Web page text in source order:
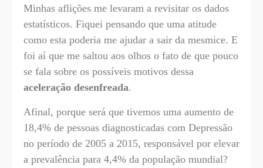
Minhas aflições me levaram a revisitar os dados
estatísticos. Fiquei pensando que uma atitude
como esta poderia me ajudar a sair da mesmice. E
foi aí que me saltou aos olhos o fato de que pouco
se fala sobre os possíveis motivos dessa
aceleração desenfreada.
Afinal, porque será que tivemos uma aumento de
18,4% de pessoas diagnosticadas com Depressão
no período de 2005 a 2015, responsável por elevar
a prevalência para 4,4% da população mundial?